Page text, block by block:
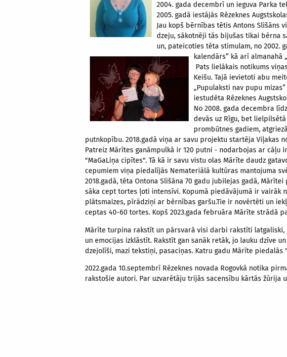
2004. gada decembrī un ieguva Parka
2005. gadā iestājās Rēzeknes
Jau kopš bērnības tētis Antons
dzeju, sākotnēji tās bijušas tikai bērna
un, pateicoties tēta stimulam, no 2002.
kalendārs” kā arī almanahā
Pats lielākais notikums
Keišu. Tajā ievietoti abu
„Pupulaksti nav pupu
iestudēta Rēzeknes
No 2008. gada decembra
devās uz Rīgu, bet
prombūtnes gadiem,
putnkopību. 2018.gadā viņa ar savu projektu startēja Viļakas
Patreiz Mārītes ganāmpulkā ir 120 putni - nodarbojas ar cāļu
"MaGaLiņa cipītes". Tā kā ir savu vistu olas Mārīte daudz
cepumiem viņa piedalījās Nemateriālā kultūras mantojuma
2018.gadā, tēta Ontona Slišāna 70 gadu jubilejas gadā,
sāka cept tortes ļoti intensīvi. Kopumā piedāvājumā ir vairāk
plātsmaizes, pīrādziņi ar bērnības garšu.Tie ir novērtēti un
ceptas 40-60 tortes. Kopš 2023.gada februāra Mārīte strādā
Mārīte turpina rakstīt un pārsvarā visi darbi rakstīti latgaliski,
un emocijas izklāstīt. Rakstīt gan sanāk retāk, jo lauku dzīve
dzejolīši, mazi tekstiņi, pasaciņas. Katru gadu Mārīte piedalās
2022.gada 10.septembrī Rēzeknes novada Rogovkā notika
rakstošie autori. Par uzvarētāju trijās sacensību kārtās žūrija